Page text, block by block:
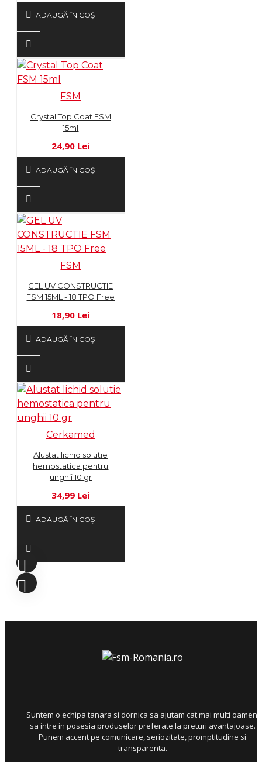
ADAUGĂ ÎN COŞ
FSM
Crystal Top Coat FSM
15ml
24,90 Lei
ADAUGĂ ÎN COŞ
FSM
GEL UV CONSTRUCTIE
FSM 15ML - 18 TPO Free
18,90 Lei
ADAUGĂ ÎN COŞ
Cerkamed
Alustat lichid solutie
hemostatica pentru
unghii 10 gr
34,99 Lei
ADAUGĂ ÎN COŞ
Suntem o echipa tanara si dornica sa ajutam cat mai multi oameni
sa intre in posesia produselor preferate la preturi avantajoase.
Punem accent pe comunicare, seriozitate, promptitudine si
transparenta.